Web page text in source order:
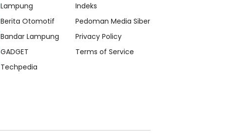
Lampung
Berita Otomotif
Bandar Lampung
GADGET
Techpedia
Indeks
Pedoman Media Siber
Privacy Policy
Terms of Service